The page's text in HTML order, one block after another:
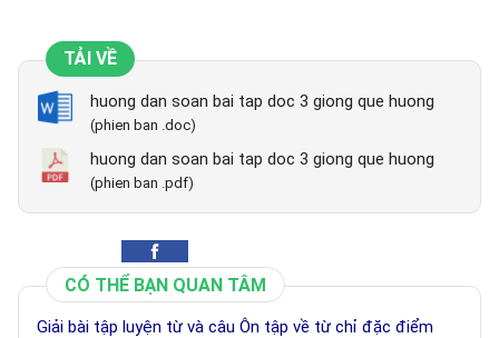
TẢI VỀ
huong dan soan bai tap doc 3 giong que huong
(phien ban .doc)
huong dan soan bai tap doc 3 giong que huong
(phien ban .pdf)
CÓ THỂ BẠN QUAN TÂM
Giải bài tập luyện từ và câu Ôn tập về từ chỉ đặc điểm